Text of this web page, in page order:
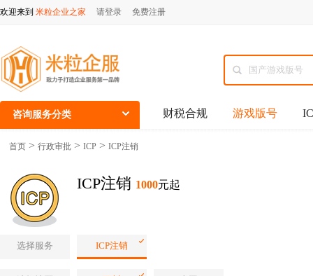
欢迎来到 米粒企业之家 请登录 免费注册
咨询服务分类 财税合规 游戏版号
首页 > 行政审批 > ICP > ICP注销
ICP注销 1000元起
选择服务 ICP注销